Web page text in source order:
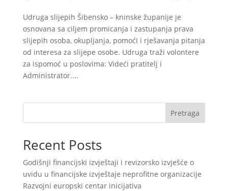
Udruga slijepih Šibensko – kninske županije je
osnovana sa ciljem promicanja i zastupanja prava
slijepih osoba, okupljanja, pomoći i rješavanja pitanja
od interesa za slijepe osobe. Udruga traži volontere
za ispomoć u poslovima: Videći pratitelj i
Administrator....
Pretraga
Recent Posts
Godišnji financijski izvještaji i revizorsko izvješće o
uvidu u financijske izvještaje neprofitne organizacije
Razvojni europski centar inicijativa